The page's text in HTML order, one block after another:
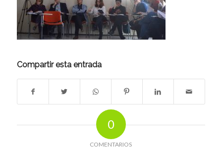
Compartir esta entrada
0
COMENTARIOS